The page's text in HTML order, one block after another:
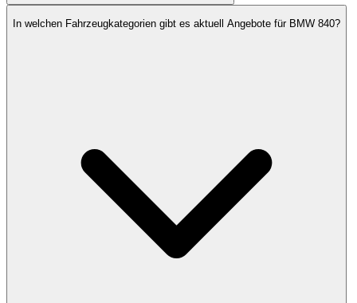
In welchen Fahrzeugkategorien gibt es aktuell Angebote für BMW 840?